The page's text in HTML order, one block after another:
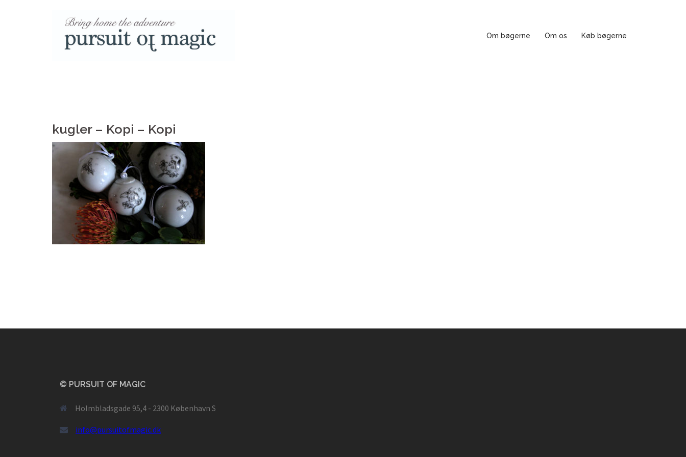
Om bøgerne Om os Køb bøgerne
kugler – Kopi – Kopi
© PURSUIT OF MAGIC
Holmbladsgade 95,4 - 2300 København S
info@pursuitofmagic.dk